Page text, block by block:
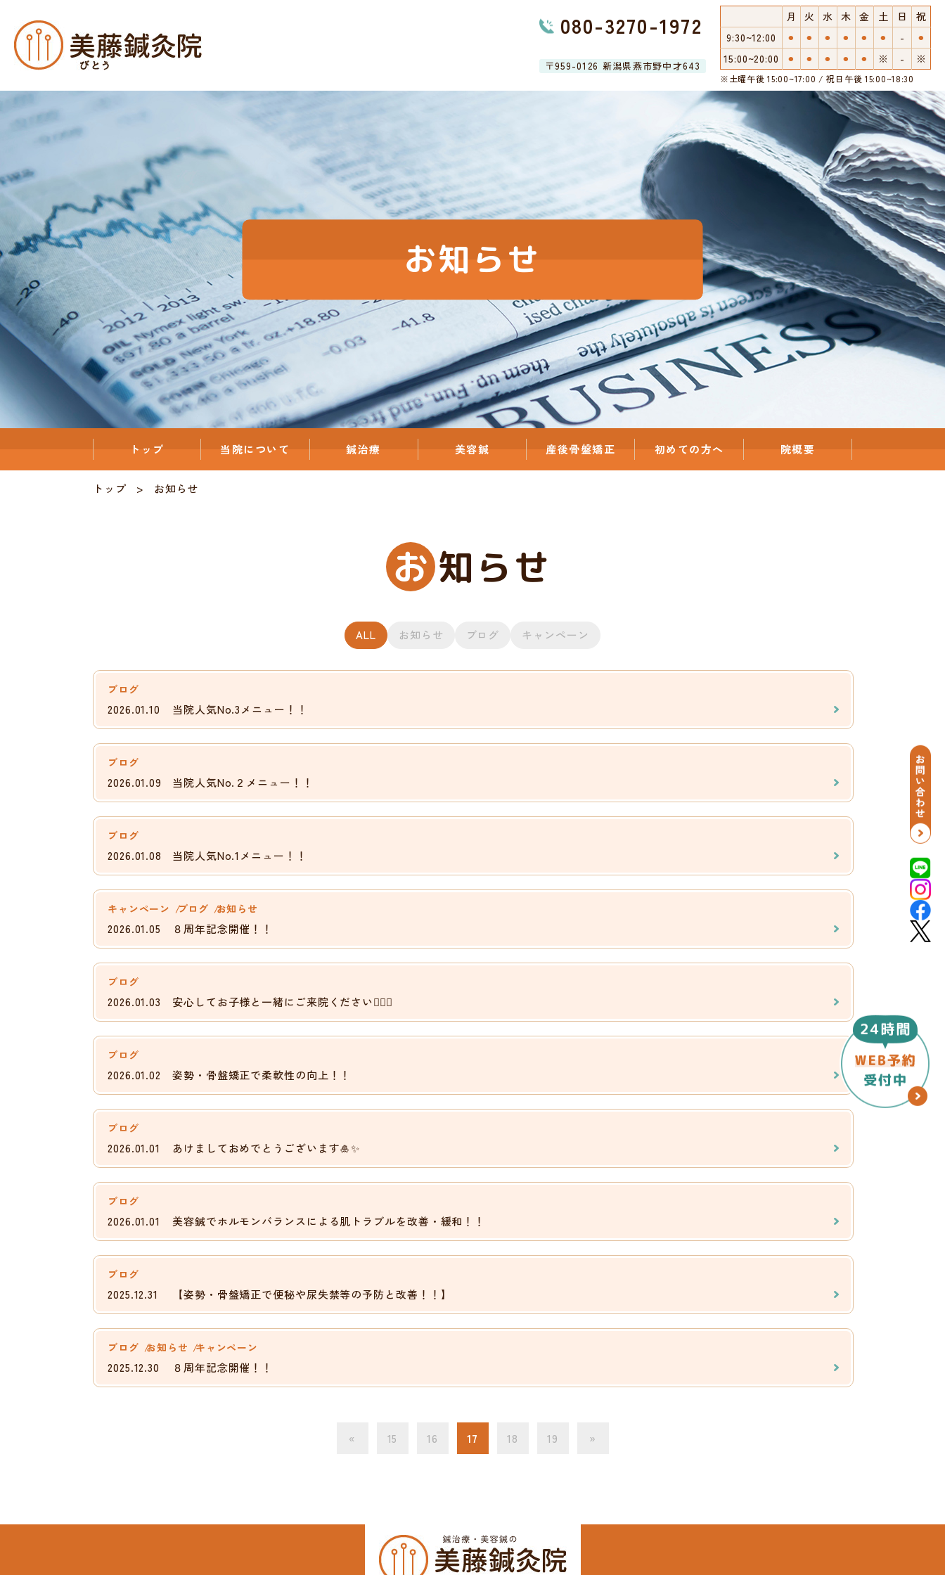
080-3270-1972
〒959-0126 新潟県燕市野中才643
月 火 水 木 金 土 日
祝
9:30~12:00
⚫︎ ⚫︎ ⚫︎ ⚫︎ ⚫︎ ⚫︎ -
⚫︎
15:00~20:00
⚫︎ ⚫︎ ⚫︎ ⚫︎ ⚫︎ ※ - ※
※土曜午後 15:00~17:00 / 祝日午後 15:00~18:30
お知らせ
トップ 当院について 鍼治療 美容鍼 産後骨盤矯正 初めての方へ 院概要
トップ お知らせ
お知らせ
ALL お知らせ ブログ キャンペーン
ブログ
2026.01.10 当院人気No.3メニュー！！
ブログ
2026.01.09 当院人気No.２メニュー！！
ブログ
2026.01.08 当院人気No.1メニュー！！
キャンペーン ブログ お知らせ
2026.01.05 ８周年記念開催！！
ブログ
2026.01.03 安心してお子様と一緒にご来院ください🙆🏻‍♀️
ブログ
2026.01.02 姿勢・骨盤矯正で柔軟性の向上！！
ブログ
2026.01.01 あけましておめでとうございます🎍✨
ブログ
2026.01.01 美容鍼でホルモンバランスによる肌トラブルを改善・緩和！！
ブログ
2025.12.31 【姿勢・骨盤矯正で便秘や尿失禁等の予防と改善！！】
ブログ お知らせ キャンペーン
2025.12.30 ８周年記念開催！！
« 15 16 17 18 19 »